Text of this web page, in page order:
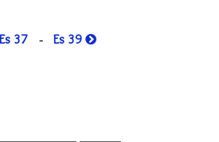
37 - Es 39